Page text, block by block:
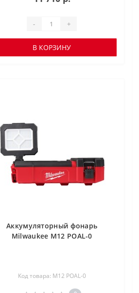
- +
В КОРЗИНУ
Аккумуляторный фонарь
Milwaukee M12 POAL-0
Код товара: M12 POAL-0